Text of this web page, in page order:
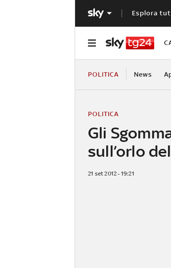
Esplora
POLITICA News
Gli
sull’orlo
POLITICA
21 set 2012 - 19:21